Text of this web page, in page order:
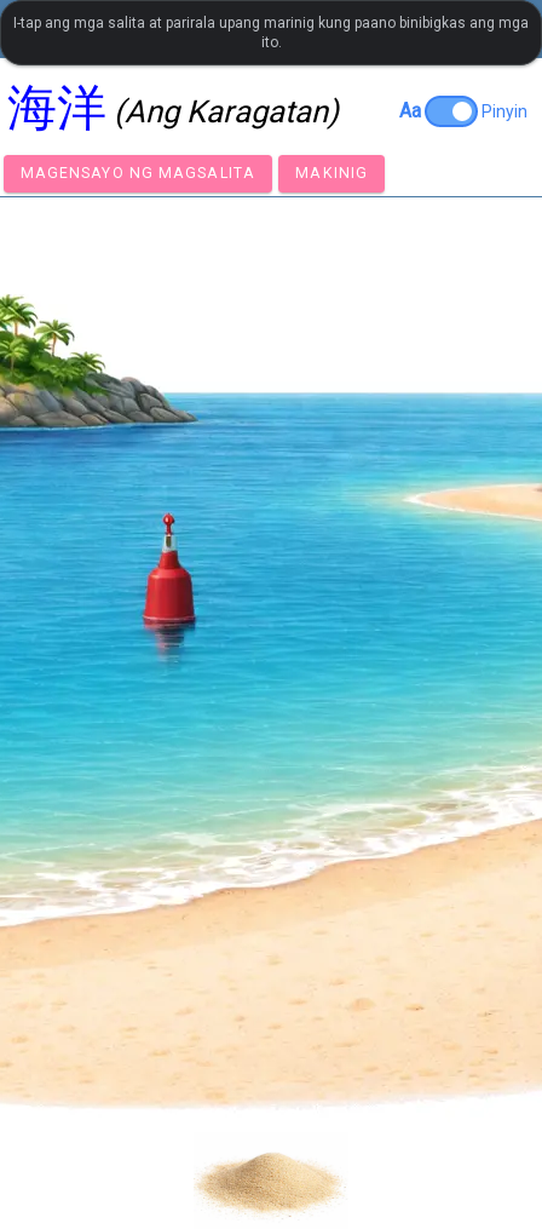
LanguageGuide.org•Visual Vocabulary ng Tsino settings
海洋 (Ang Karagatan) Aa Pinyin
MAGENSAYO NG MAGSALITA MAKINIG
I-tap ang mga salita at parirala upang marinig kung paano binibigkas ang mga
ito.